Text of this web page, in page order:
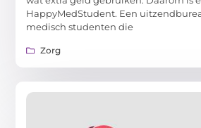
HappyMedStudent. Een
medisch studenten die
Zorg